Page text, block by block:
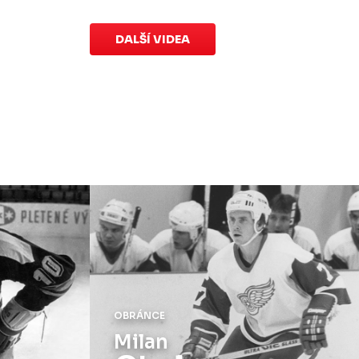
speciálních dresů končí v neděli 11.
ledna ve 20:00
Kluby se domluvily na náhradním
termínu, Bruslaři se s Ústím nad
Labem utkají domav Kotlině ve
středu 26. listopadu od 18:00 .
DALŠÍ VIDEA
OBRÁNCE
Milan